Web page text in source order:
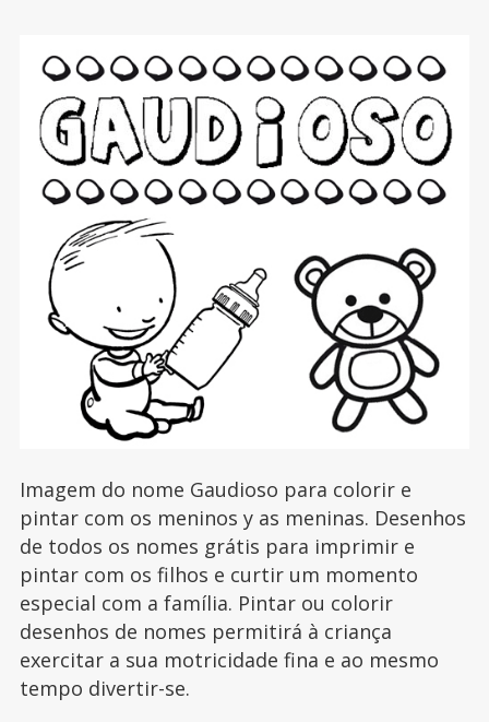
Imagem do nome Gaudioso para colorir e
pintar com os meninos y as meninas. Desenhos
de todos os nomes grátis para imprimir e
pintar com os filhos e curtir um momento
especial com a família. Pintar ou colorir
desenhos de nomes permitirá à criança
exercitar a sua motricidade fina e ao mesmo
tempo divertir-se.